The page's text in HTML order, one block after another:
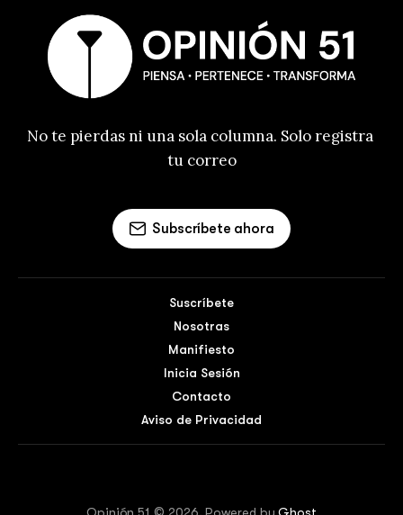
No te pierdas ni una sola columna. Solo registra
tu correo
Subscríbete ahora
Suscríbete
Nosotras
Manifiesto
Inicia Sesión
Contacto
Aviso de Privacidad